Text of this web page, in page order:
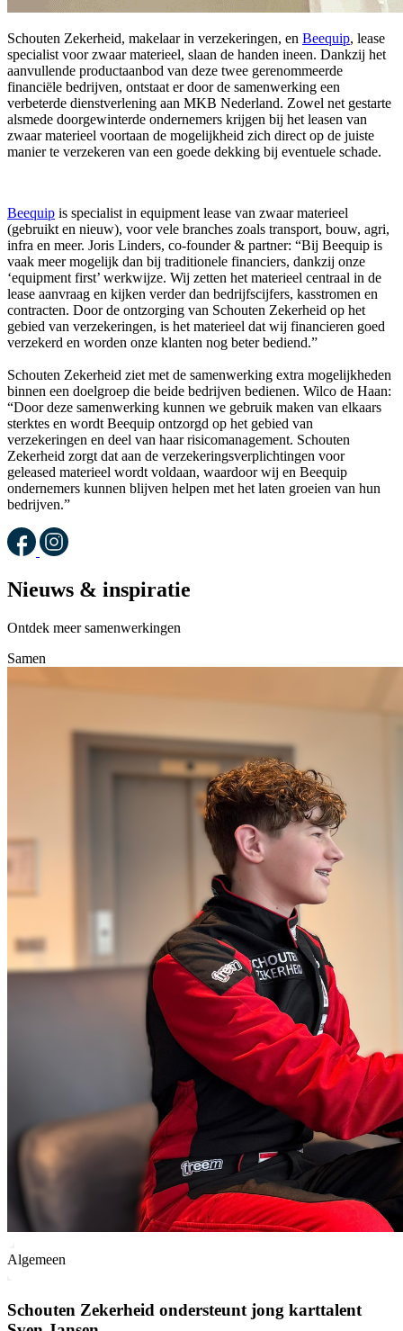
Schouten Zekerheid, makelaar in verzekeringen, en Beequip, lease
specialist voor zwaar materieel, slaan de handen ineen. Dankzij het
aanvullende productaanbod van deze twee gerenommeerde
financiële bedrijven, ontstaat er door de samenwerking een
verbeterde dienstverlening aan MKB Nederland. Zowel net gestarte
alsmede doorgewinterde ondernemers krijgen bij het leasen van
zwaar materieel voortaan de mogelijkheid zich direct op de juiste
manier te verzekeren van een goede dekking bij eventuele schade.
Beequip is specialist in equipment lease van zwaar materieel
(gebruikt en nieuw), voor vele branches zoals transport, bouw, agri,
infra en meer. Joris Linders, co-founder & partner: “Bij Beequip is
vaak meer mogelijk dan bij traditionele financiers, dankzij onze
‘equipment first’ werkwijze. Wij zetten het materieel centraal in de
lease aanvraag en kijken verder dan bedrijfscijfers, kasstromen en
contracten. Door de ontzorging van Schouten Zekerheid op het
gebied van verzekeringen, is het materieel dat wij financieren goed
verzekerd en worden onze klanten nog beter bediend.”
Schouten Zekerheid ziet met de samenwerking extra mogelijkheden
binnen een doelgroep die beide bedrijven bedienen. Wilco de Haan:
“Door deze samenwerking kunnen we gebruik maken van elkaars
sterktes en wordt Beequip ontzorgd op het gebied van
verzekeringen en deel van haar risicomanagement. Schouten
Zekerheid zorgt dat aan de verzekeringsverplichtingen voor
geleased materieel wordt voldaan, waardoor wij en Beequip
ondernemers kunnen blijven helpen met het laten groeien van hun
bedrijven.”
Nieuws & inspiratie
Ontdek meer samenwerkingen
Samen
Algemeen
Schouten Zekerheid ondersteunt jong karttalent